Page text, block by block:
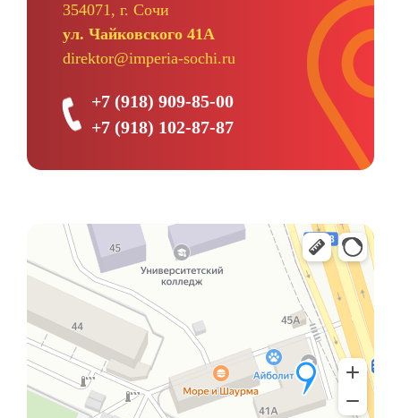
354071, г. Сочи
ул. Чайковского 41А
direktor@imperia-sochi.ru
+7 (918) 909-85-00
+7 (918) 102-87-87